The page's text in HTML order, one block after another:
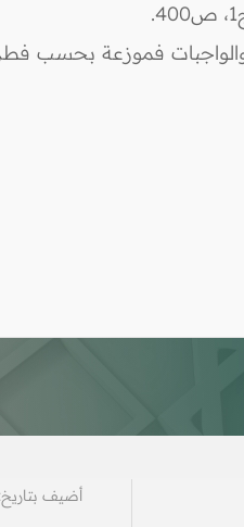
فموزعة بحسب
أضيف بتاريخ: 07-07-2011